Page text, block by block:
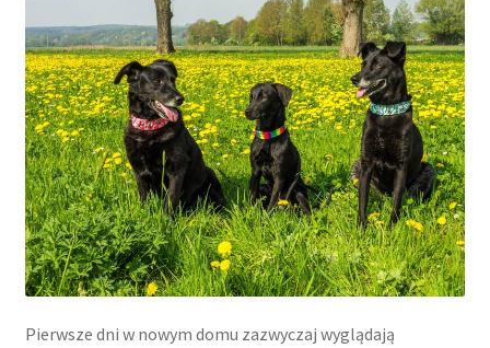
5 lutego, 2024
8 lutego, 2024
11 lutego, 2024
15 lutego, 2024
21 lutego, 2024
Pierwsze dni w nowym domu zazwyczaj wyglądają